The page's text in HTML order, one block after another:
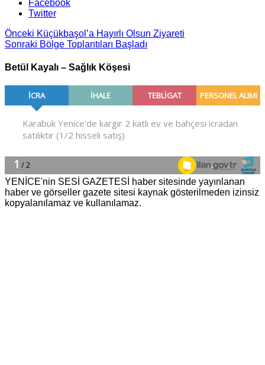
Facebook
Twitter
Önceki Küçükbaşol’a Hayırlı Olsun Ziyareti
Sonraki Bölge Toplantıları Başladı
Betül Kayalı – Sağlık Köşesi
YENİCE'nin SESİ GAZETESİ haber sitesinde yayınlanan
haber ve görseller gazete sitesi kaynak gösterilmeden izinsiz
kopyalanılamaz ve kullanılamaz.